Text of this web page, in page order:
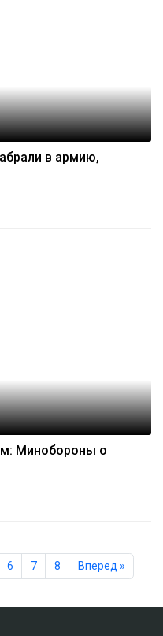
в армию,
Минобороны о
6 7 8 Вперед »